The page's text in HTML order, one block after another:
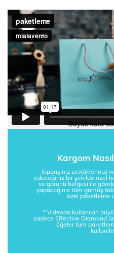
Kargom
Siparişiniz sevdiklerinizi
edeceğiniz bir şekilde özel
ve garanti belgesi ile
yapacağınız tüm gümüş
özel paketleme
* Videoda kullanılan
sadece Effective Diamond
öğeler tüm